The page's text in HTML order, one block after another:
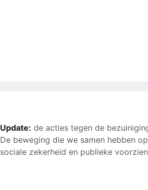
Update: de acties tegen de
De beweging die we samen hebben
sociale zekerheid en publieke